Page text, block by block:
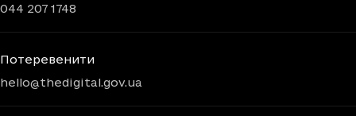
044 207 1748
Потеревенити
hello@thedigital.gov.ua